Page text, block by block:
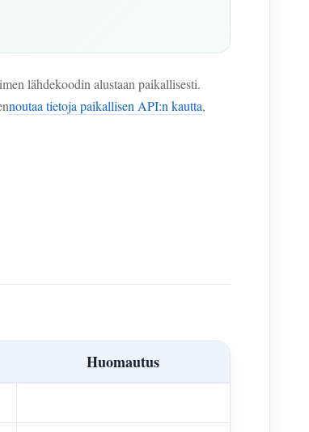
lähdekoodin alustaan paikallisesti.
noutaa tietoja paikallisen API:n kautta,
Huomautus